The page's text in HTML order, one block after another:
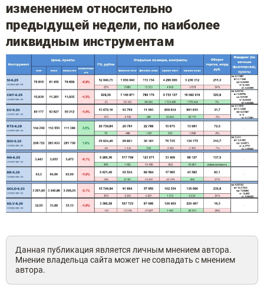
изменением относительно
предыдущей недели, по наиболее
ликвидным инструментам
Данная публикация является личным мнением автора.
Мнение владельца сайта может не совпадать с мнением
автора.